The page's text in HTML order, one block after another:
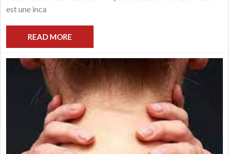
est une inca
READ MORE